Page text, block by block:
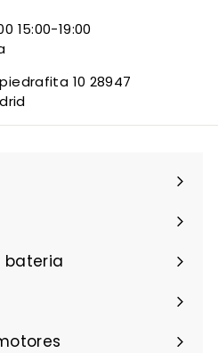
15:00-19:00
10 28947
bateria